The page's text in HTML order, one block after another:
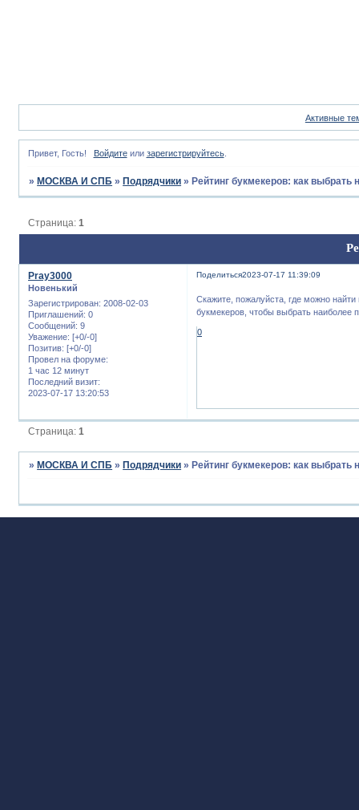
Активные
Привет, Гость! Войдитеили зарегистрируйтесь.
» МОСКВА И СПБ » Подрядчики » Рейтинг букмекеров: как
Страница:1
Поделиться2023-07-17 11:39:09
Pray3000
Новенький
Зарегистрирован: 2008-02-03
Приглашений: 0
Сообщений: 9
Уважение: [+0/-0]
Позитив: [+0/-0]
Провел на форуме:
1 час 12 минут
Последний визит:
2023-07-17 13:20:53
Скажите, пожалуйста, где можно
букмекеров, чтобы выбрать наиболее
0
Страница:1
» МОСКВА И СПБ » Подрядчики » Рейтинг букмекеров: как